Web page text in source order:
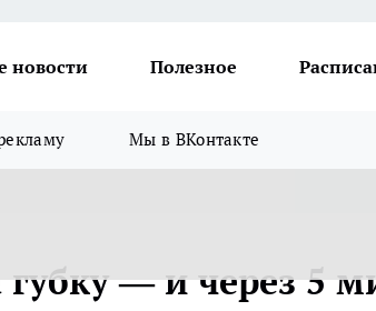
новости Полезное
Мы в ВКонтакте
— и через 5